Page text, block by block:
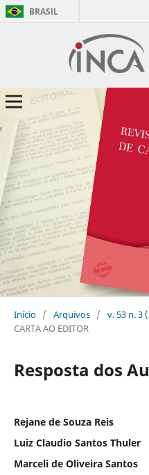
BRASIL
Início / Arquivos / v. 53 n. 3
CARTA AO EDITOR
Resposta dos
Rejane de Souza Reis
Luiz Claudio Santos Thuler
Marceli de Oliveira Santos